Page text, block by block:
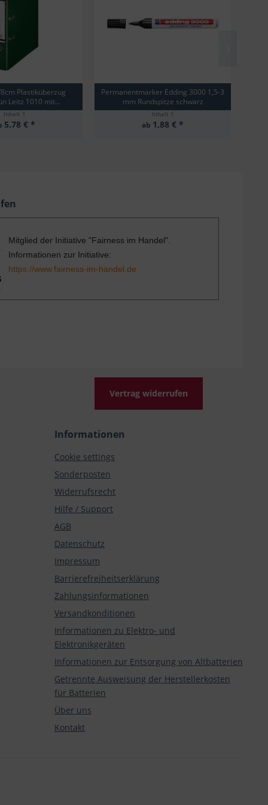
Plastiküberzug
Leitz 1010 mit...
Inhalt 1
5,78 € *
Permanentmarker Edding 3000 1,5-3
mm Rundspitze schwarz
Inhalt 1
ab 1,88 € *
Mitglied der Initiative "Fairness im Handel".
Informationen zur Initiative:
https://www.fairness-im-handel.de
Vertrag widerrufen
Informationen
Cookie settings
Sonderposten
Widerrufsrecht
Hilfe / Support
AGB
Datenschutz
Impressum
Barrierefreiheitserklärung
Zahlungsinformationen
Versandkonditionen
Informationen zu Elektro- und
Elektronikgeräten
Informationen zur Entsorgung von Altbatterien
Getrennte Ausweisung der Herstellerkosten
für Batterien
Über uns
Kontakt